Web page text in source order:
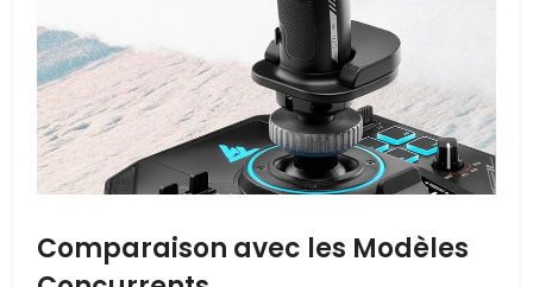
Comparaison avec les Modèles